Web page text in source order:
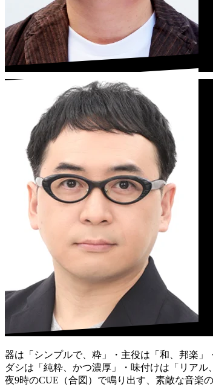
器は「シンプルで、粋」・主役は「和、邦楽」
ダシは「純粋、かつ濃厚」・味付けは「リアル
夜9時のCUE（合図）で鳴り出す、素敵な音楽の